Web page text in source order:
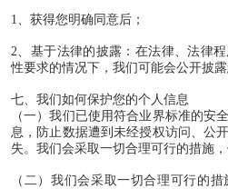
1、获得您明确同意后；
2、基于法律的披露：在法律、法律
性要求的情况下，我们可能会公开披露
七、我们如何保护您的个人信息
（一）我们已使用符合业界标准的安
息，防止数据遭到未经授权访问、公
失。我们会采取一切合理可行的措施，
（二）我们会采取一切合理可行的